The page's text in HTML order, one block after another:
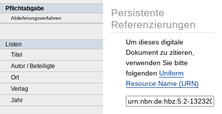
Pflichtabgabe
Ablieferungsverfahren
Listen
Titel
Autor / Beteiligte
Ort
Verlag
Jahr
Persistente
Referenzierungen
Um dieses digitale
Dokument zu zitieren,
verwenden Sie bitte
folgenden Uniform
Resource Name (URN)